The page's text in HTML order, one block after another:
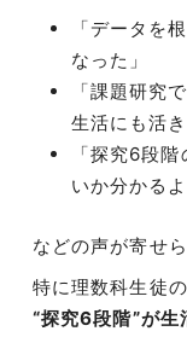
「データを
なった」
「課題研究
生活にも活き
「探究6段
いか分かる
などの声が寄せ
特に理数科生徒
“探究6段階”が